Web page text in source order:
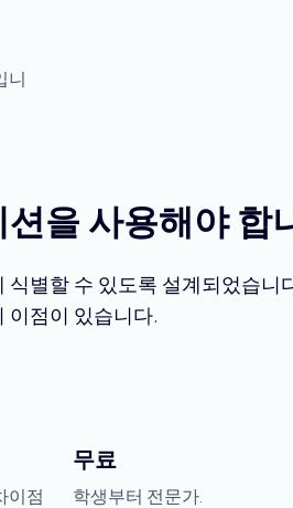
니
을 사용해야 합
별할 수 있도록 설계되었습니
이점이 있습니다.
이점
무료
학생부터 전문가.